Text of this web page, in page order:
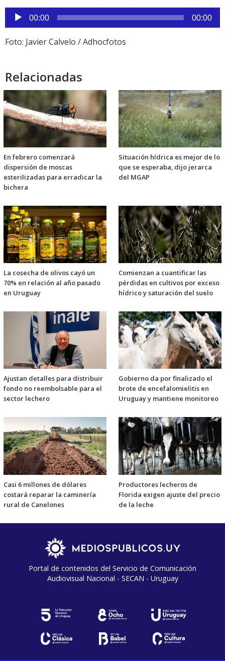
Reproductor
de
audio
00:00 00:00
Foto: Javier Calvelo / Adhocfotos
Relacionadas
En febrero comenzará
dispersión de moscas
esterilizadas para erradicar la
bichera
Situación hídrica es mejor de lo
que se esperaba, dijo jerarca
del MGAP
La cosecha de olivos cayó un
70% en relación al año pasado
en Uruguay
Comienzan a cuantificar las
pérdidas en cultivos por exceso
hídrico y saturación del suelo
Ajustan detalles para distribuir
fondo no reembolsable para el
sector lechero
Gobierno da por finalizado el
brote de encefalomielitis en
Uruguay y mantiene monitoreo
Casi 6 millones de dólares
costará reparar la caminería
rural de Canelones
Productores lecheros de
Florida exigen ajuste del precio
de la leche
Portal de contenidos del Servicio de Comunicación
Audiovisual Nacional - SECAN - Uruguay